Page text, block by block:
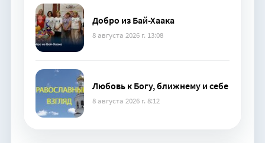
Добро из Бай-Хаака
8 августа 2026 г. 13:08
Любовь к Богу, ближнему и себе
8 августа 2026 г. 8:12